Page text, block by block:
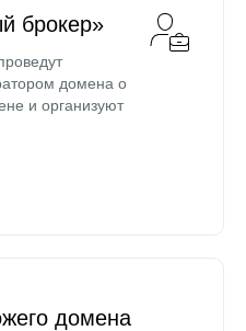
брокер»
домена о
и организуют
домена